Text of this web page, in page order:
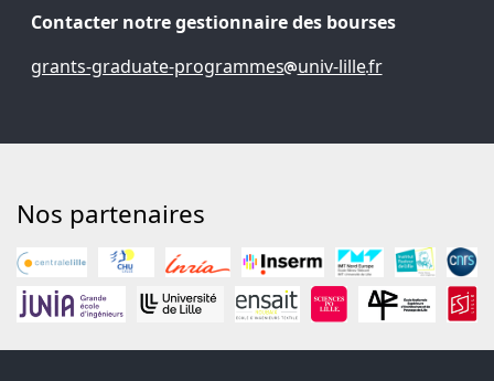
Contacter notre gestionnaire des bourses
grants-graduate-programmes
univ-lillefr
Nos partenaires